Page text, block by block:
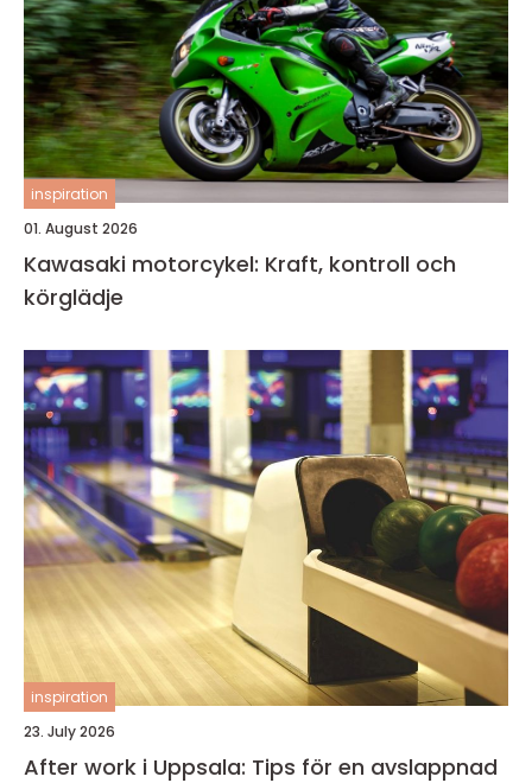
inspiration
01. August 2026
Kawasaki motorcykel: Kraft, kontroll och
körglädje
inspiration
23. July 2026
After work i Uppsala: Tips för en avslappnad